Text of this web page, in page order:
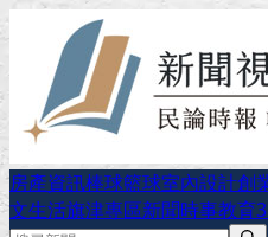
房產資訊棒球籃球室內設計創
文生活旗津專區新聞時事教育